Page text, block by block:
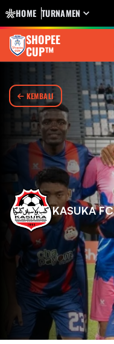
HOME TURNAMEN
SHOPEE
CUP™
KEMBALI
KASUKA FC